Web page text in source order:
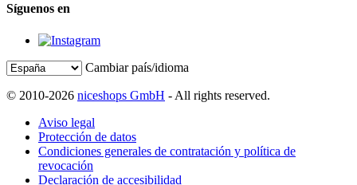
Síguenos en
Cambiar país/idioma
© 2010-2026 niceshops GmbH - All rights reserved.
Aviso legal
Protección de datos
Condiciones generales de contratación y política de
revocación
Declaración de accesibilidad